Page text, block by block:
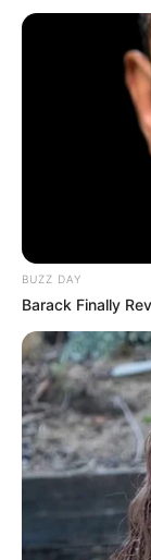
BUZZ DAY
Barack Finally